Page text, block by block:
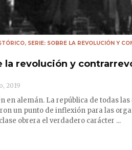
, SERIE: SOBRE LA REVOLUCIÓN Y
la revolución y
2019
en alemán. La república de todas las
un punto de inflexión para las
obrera el verdadero carácter ...